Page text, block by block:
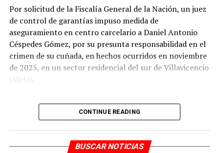
Por solicitud de la Fiscalía General de la Nación, un juez
de control de garantías impuso medida de
aseguramiento en centro carcelario a Daniel Antonio
Céspedes Gómez, por su presunta responsabilidad en el
crimen de su cuñada, en hechos ocurridos en noviembre
de 2025, en un sector residencial del sur de Villavicencio
(Meta).
Por estos hechos un fiscal especializado le imputó los
delitos de homicidio agravado y ocultamiento, alteración
Los cargos no fueron aceptados. De acuerdo con el
CONTINUE READING
BUSCAR NOTICIAS